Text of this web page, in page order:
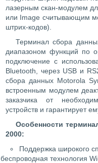
лазерным скан-модулем
или Image считывающим
штрих-кодов).
Терминал сбора
диапазоном функций по
подключение с
Bluetooth, через USB и
сбора данных Motorola
встроенным модулем
заказчика от
устройств и гарантирует
Особенности
2000:
Поддержка широкого
беспроводная технология